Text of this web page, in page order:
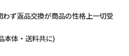
ず返品交換が商品の性格上一切受
本体・送料共に)